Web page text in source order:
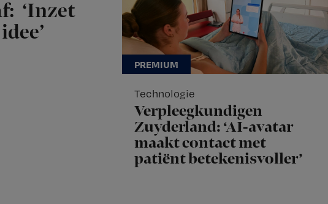
‘Inzet
Technologie
Verpleegkundigen
Zuyderland: ‘AI-avatar
maakt contact met
patiënt betekenisvoller’